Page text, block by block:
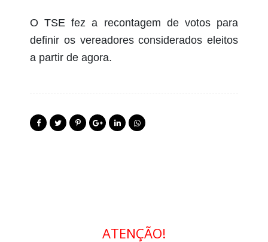
O TSE fez a recontagem de votos para
definir os vereadores considerados eleitos
a partir de agora.
ATENÇÃO!